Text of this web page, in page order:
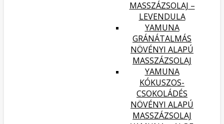
MASSZÁZSOLAJ –
LEVENDULA
YAMUNA
GRÁNÁTALMÁS
NÖVÉNYI ALAPÚ
MASSZÁZSOLAJ
YAMUNA
KÓKUSZOS-
CSOKOLÁDÉS
NÖVÉNYI ALAPÚ
MASSZÁZSOLAJ